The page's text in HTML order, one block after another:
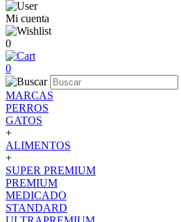
Mi cuenta
0
0
MARCAS
PERROS
GATOS
+
ALIMENTOS
+
SUPER PREMIUM
PREMIUM
MEDICADO
STANDARD